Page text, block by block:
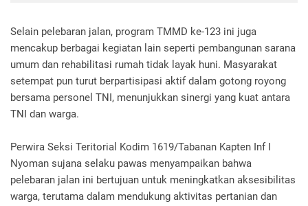
Selain pelebaran jalan, program TMMD ke-123 ini juga
mencakup berbagai kegiatan lain seperti pembangunan sarana
umum dan rehabilitasi rumah tidak layak huni. Masyarakat
setempat pun turut berpartisipasi aktif dalam gotong royong
bersama personel TNI, menunjukkan sinergi yang kuat antara
TNI dan warga.
Perwira Seksi Teritorial Kodim 1619/Tabanan Kapten Inf I
Nyoman sujana selaku pawas menyampaikan bahwa
pelebaran jalan ini bertujuan untuk meningkatkan aksesibilitas
warga, terutama dalam mendukung aktivitas pertanian dan